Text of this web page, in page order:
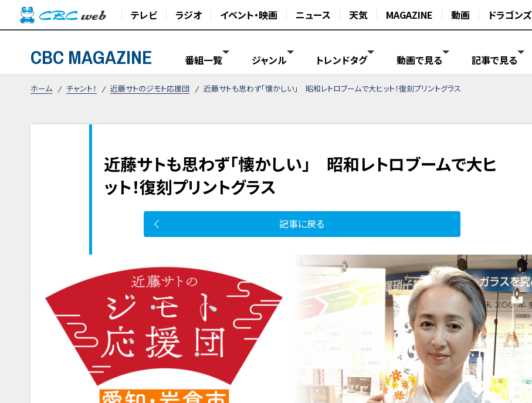
テレビ ラジオ イベント・映画 ニュース 天気 MAGAZINE 動画 ドラゴンズ
CBC MAGAZINE 番組一覧 ジャンル トレンドタグ 動画で見る 記事で見る
ホーム チャント！ 近藤サトのジモト応援団 近藤サトも思わず「懐かしい」 昭和レトロブームで大ヒット！復刻プリントグラス
近藤サトも思わず「懐かしい」 昭和レトロブームで大ヒ
ット！復刻プリントグラス
記事に戻る